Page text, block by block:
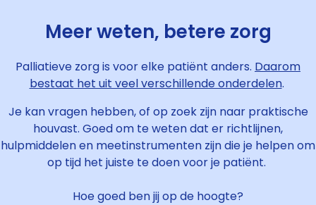
Meer weten, betere zorg
Palliatieve zorg is voor elke patiënt anders. Daarom
bestaat het uit veel verschillende onderdelen.
Je kan vragen hebben, of op zoek zijn naar praktische
houvast. Goed om te weten dat er richtlijnen,
hulpmiddelen en meetinstrumenten zijn die je helpen om
op tijd het juiste te doen voor je patiënt.
Hoe goed ben jij op de hoogte?